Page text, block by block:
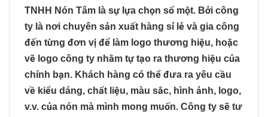
TNHH Nón Tâm là sự lựa chọn số một. Bởi công
ty là nơi chuyên sản xuất hàng sỉ lẻ và gia công
đến từng đơn vị để làm logo thương hiệu, hoặc
vẽ logo công ty nhằm tự tạo ra thương hiệu của
chính bạn. Khách hàng có thể đưa ra yêu cầu
về kiểu dáng, chất liệu, màu sắc, hình ảnh, logo,
v.v. của nón mà mình mong muốn. Công ty sẽ tư